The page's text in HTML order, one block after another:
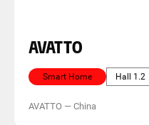
AVATTO
Smart Home Hall 1.2
AVATTO — China